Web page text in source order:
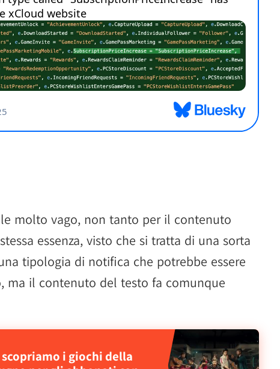
molto vago, non tanto per il contenuto
essenza, visto che si tratta di una sorta
tipologia di notifica che potrebbe essere
ma il contenuto del testo fa comunque
scopriamo i giochi della